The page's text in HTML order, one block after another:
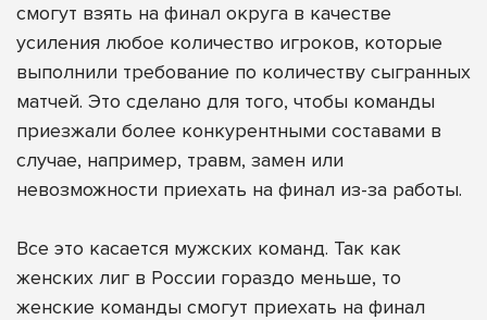
смогут взять на финал округа в качестве
усиления любое количество игроков, которые
выполнили требование по количеству сыгранных
матчей. Это сделано для того, чтобы команды
приезжали более конкурентными составами в
случае, например, травм, замен или
невозможности приехать на финал из-за работы.
Все это касается мужских команд. Так как
женских лиг в России гораздо меньше, то
женские команды смогут приехать на финал